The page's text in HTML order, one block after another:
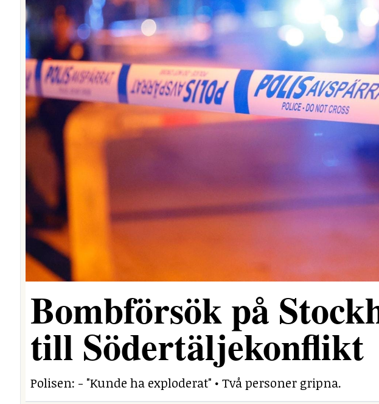
Bombförsök på
till Södertäljekonflikt
Polisen: - "Kunde ha exploderat" • Två personer gripna.